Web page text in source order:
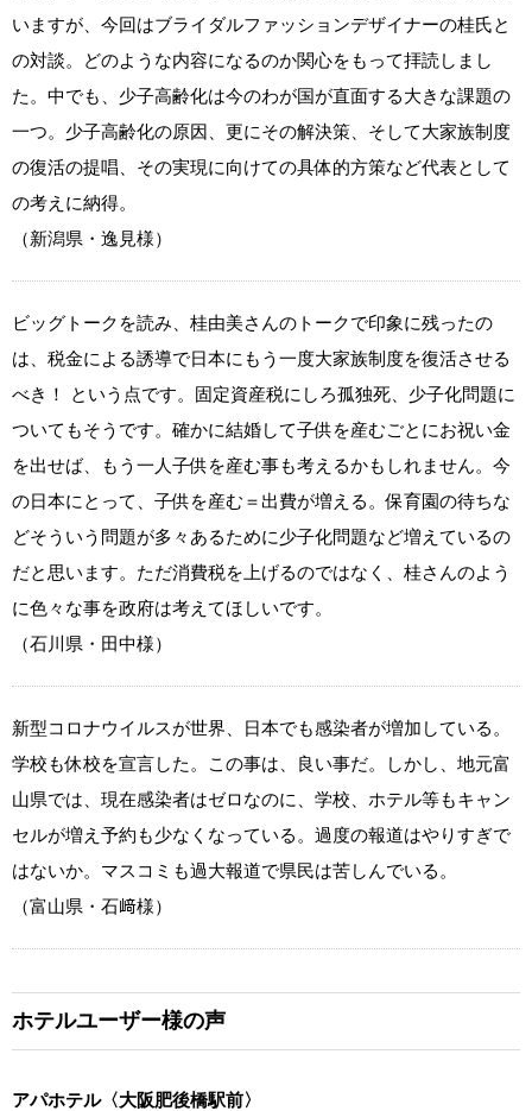
いますが、今回はブライダルファッションデザイナーの桂氏と
の対談。どのような内容になるのか関心をもって拝読しまし
た。中でも、少子高齢化は今のわが国が直面する大きな課題の
一つ。少子高齢化の原因、更にその解決策、そして大家族制度
の復活の提唱、その実現に向けての具体的方策など代表として
の考えに納得。
（新潟県・逸見様）
ビッグトークを読み、桂由美さんのトークで印象に残ったの
は、税金による誘導で日本にもう一度大家族制度を復活させる
べき！ という点です。固定資産税にしろ孤独死、少子化問題に
ついてもそうです。確かに結婚して子供を産むごとにお祝い金
を出せば、もう一人子供を産む事も考えるかもしれません。今
の日本にとって、子供を産む＝出費が増える。保育園の待ちな
どそういう問題が多々あるために少子化問題など増えているの
だと思います。ただ消費税を上げるのではなく、桂さんのよう
に色々な事を政府は考えてほしいです。
（石川県・田中様）
新型コロナウイルスが世界、日本でも感染者が増加している。
学校も休校を宣言した。この事は、良い事だ。しかし、地元富
山県では、現在感染者はゼロなのに、学校、ホテル等もキャン
セルが増え予約も少なくなっている。過度の報道はやりすぎで
はないか。マスコミも過大報道で県民は苦しんでいる。
（富山県・石﨑様）
ホテルユーザー様の声
アパホテル〈大阪肥後橋駅前〉